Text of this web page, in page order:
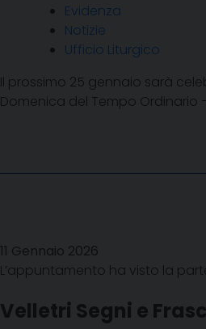
Evidenza
Notizie
Ufficio Liturgico
Il prossimo 25 gennaio sarà
Domenica del Tempo Ordinario
11 Gennaio 2026
L’appuntamento ha visto la
Velletri Segni e